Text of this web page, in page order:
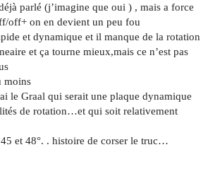
parlé (j’imagine que oui ) , mais a force
off+ on en devient un peu fou
et dynamique et il manque de la rotation
et ça tourne mieux,mais ce n’est pas
moins
le Graal qui serait une plaque dynamique
de rotation…et qui soit relativement
et 48°. . histoire de corser le truc…